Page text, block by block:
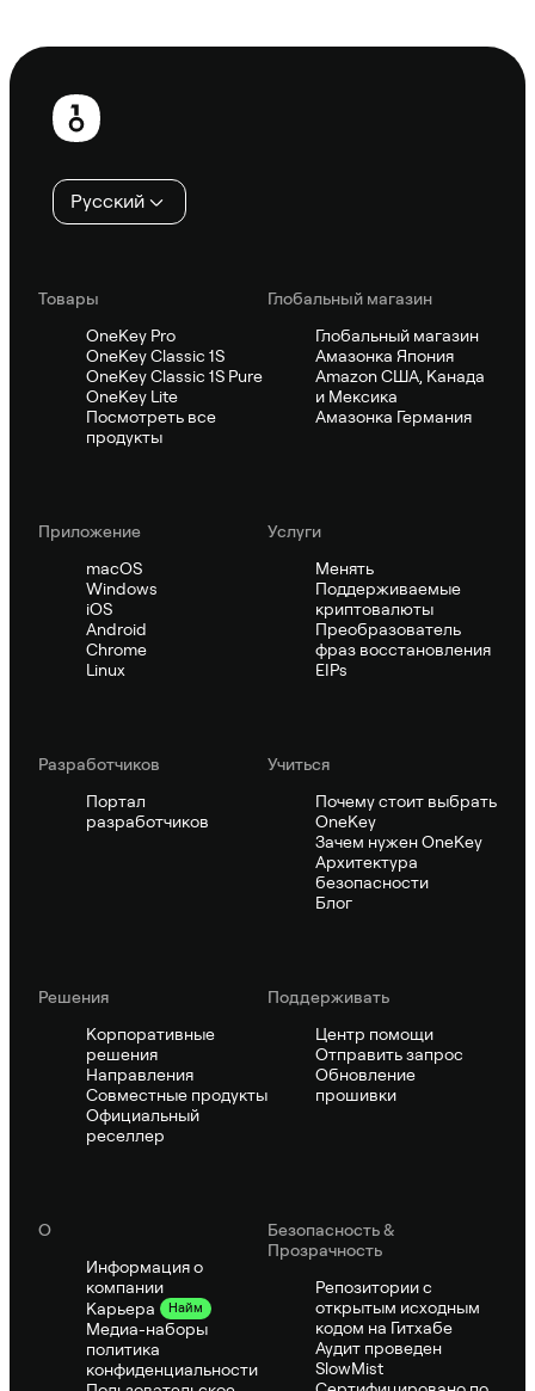
Нижний
колонтитул
Русский
Товары
OneKey Pro
OneKey Classic 1S
OneKey Classic 1S Pure
OneKey Lite
Посмотреть все
продукты
Глобальный магазин
Глобальный магазин
Амазонка Япония
Amazon США, Канада
и Мексика
Амазонка Германия
Приложение
macOS
Windows
iOS
Android
Chrome
Linux
Услуги
Менять
Поддерживаемые
криптовалюты
Преобразователь
фраз восстановления
EIPs
Pазработчиков
Портал
разработчиков
Учиться
Почему стоит выбрать
OneKey
Зачем нужен OneKey
Архитектура
безопасности
Блог
Решения
Корпоративные
решения
Направления
Совместные продукты
Официальный
реселлер
Поддерживать
Центр помощи
Отправить запрос
Обновление
прошивки
О
Информация о
компании
Карьера
Найм
Медиа-наборы
политика
конфиденциальности
Безопасность &
Прозрачность
Репозитории с
открытым исходным
кодом на Гитхабе
Аудит проведен
SlowMist